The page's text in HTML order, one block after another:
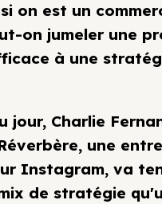
on est un
on jumeler une
à une
jour, Charlie
une
Instagram, va
de stratégie